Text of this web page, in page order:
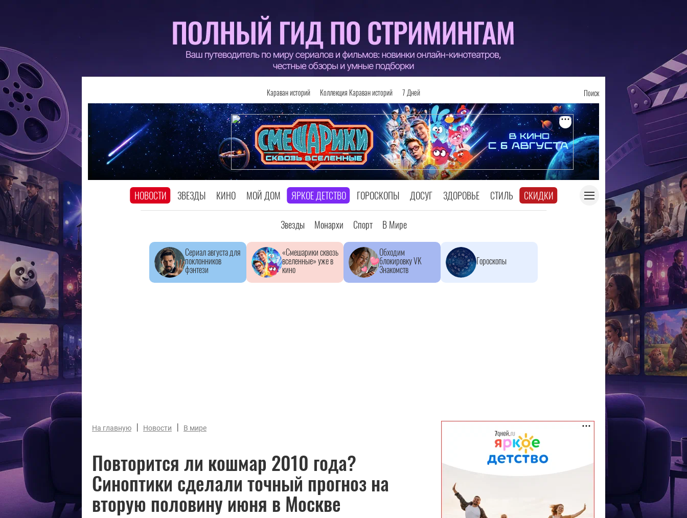
Караван историй Коллекция Караван историй 7 Дней Поиск
НОВОСТИ ЗВЕЗДЫ КИНО МОЙ ДОМ ЯРКОЕ ДЕТСТВО ГОРОСКОПЫ ДОСУГ ЗДОРОВЬЕ СТИЛЬ СКИДКИ
Звезды Монархи Спорт В Мире
Сериал августа для
поклонников
фэнтези
«Смешарики сквозь
вселенные» уже в
кино
Обходим
блокировку VK
Знакомств
Гороскопы
На главную | Новости | В мире
Повторится ли кошмар 2010 года?
Синоптики сделали точный прогноз на
вторую половину июня в Москве